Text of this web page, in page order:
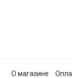
О магазине